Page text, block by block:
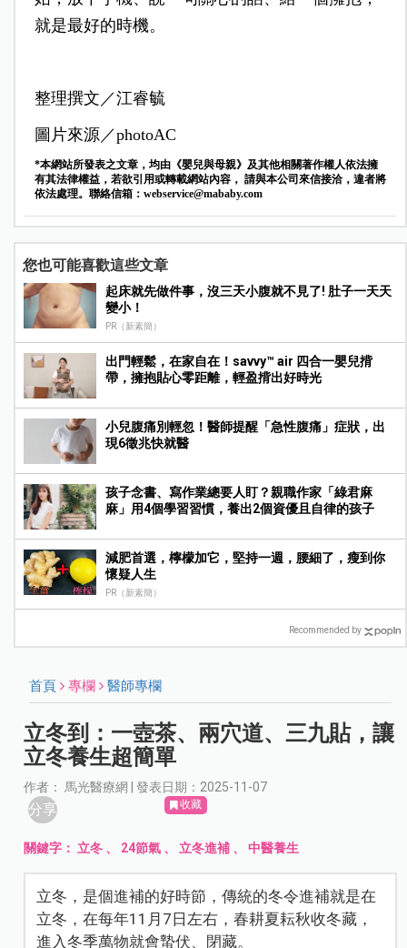
就是最好的時機。
整理撰文／江睿毓
圖片來源／photoAC
*本網站所發表之文章，均由《嬰兒與母親》及其他相關著作權人依法擁
有其法律權益，若欲引用或轉載網站內容， 請與本公司來信接洽，違者將
依法處理。聯絡信箱： webservice@mababy.com
您也可能喜歡這些文章
起床就先做件事，沒三天小腹就不見了! 肚子一天天
變小！
PR（新素簡）
出門輕鬆，在家自在！savvy™ air 四合一嬰兒揹
帶，擁抱貼心零距離，輕盈揹出好時光
小兒腹痛別輕忽！醫師提醒「急性腹痛」症狀，出
現6徵兆快就醫
孩子念書、寫作業總要人盯？親職作家「綠君麻
麻」用4個學習習慣，養出2個資優且自律的孩子
減肥首選，檸檬加它，堅持一週，腰細了，瘦到你
懷疑人生
PR（新素簡）
Recommended by
首頁 專欄 醫師專欄
立冬到：一壺茶、兩穴道、三九貼，讓
立冬養生超簡單
作者： 馬光醫療網 | 發表日期：2025-11-07
分享 收藏
關鍵字： 立冬 、 24節氣 、 立冬進補 、中醫養生
立冬，是個進補的好時節，傳統的冬令進補就是在
立冬，在每年11月7日左右，春耕夏耘秋收冬藏，
進入冬季萬物就會蟄伏、閉藏。